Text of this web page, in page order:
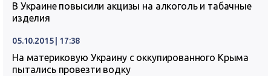
В Украине повысили акцизы на алкоголь и табачные
изделия
05.10.2015 | 17:38
На материковую Украину с оккупированного Крыма
пытались провезти водку